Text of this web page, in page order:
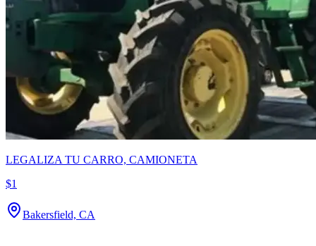
LEGALIZA TU CARRO, CAMIONETA
$1
Bakersfield, CA